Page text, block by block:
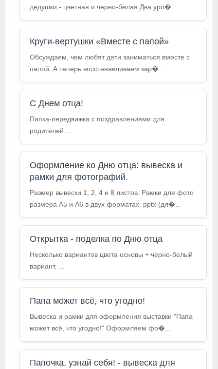
дедушки - цветная и черно-белая Два уро�...
Круги-вертушки «Вместе с папой»
Обсуждаем, чем любят дети заниматься вместе с
папой. А теперь восстанавливаем кар�...
С Днем отца!
Папка-передвижка с поздравлениями для
родителей ...
Оформление ко Дню отца: вывеска и
рамки для фотографий.
Размер вывески 1, 2, 4 и 8 листов. Рамки для фото
размера А5 и А6 в двух форматах: pptx (дл�...
Открытка - поделка по Дню отца
Несколько вариантов цвета основы + черно-белый
вариант. ...
Папа может всё, что угодно!
Вывеска и рамки для оформления выставки "Папа
может всё, что угодно!" Оформляем фо�...
Папочка, узнай себя! - вывеска для